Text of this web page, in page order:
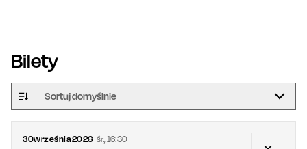
Bilety
Sortuj domyślnie
30września2026 śr.,16:30